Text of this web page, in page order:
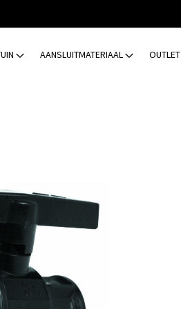
AANSLUITMATERIAAL OUTLET